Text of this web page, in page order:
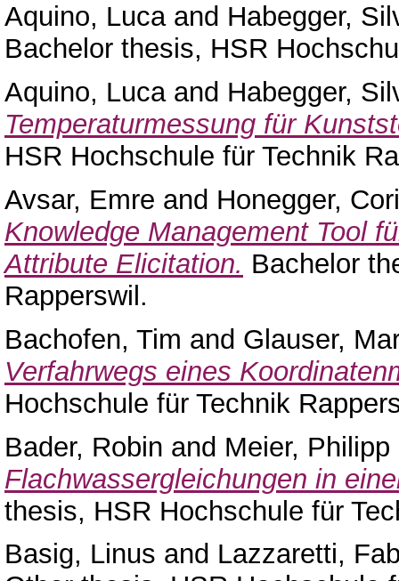
Aquino, Lucaand Habegger,
Bachelor thesis, HSR
Aquino, Lucaand Habegger,
Temperaturmessung für
HSR Hochschule für Technik
Avsar, Emre and Honegger,
Knowledge Management Tool
Attribute Elicitation. Bachelor
Rapperswil.
Bachofen, Tim and Glauser,
Verfahrwegs eines
Hochschule für Technik
Bader, Robin and Meier, Philipp
Flachwassergleichungen in
thesis, HSR Hochschule für
Basig, Linus and Lazzaretti,